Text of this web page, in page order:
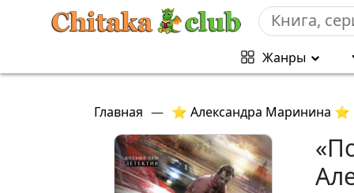
Жанры
Главная — ⭐ Александра Маринина ⭐